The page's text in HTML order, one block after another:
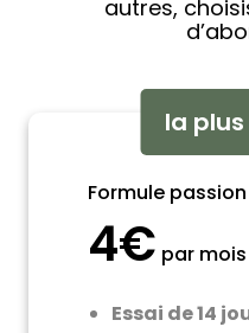
autres,
la
Formule passion
4€ par mois
Essai de 14